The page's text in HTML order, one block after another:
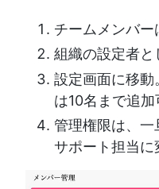
チームメンバ
組織の設定者と
設定画面に移動
は10名まで追加
管理権限は、一
サポート担当に